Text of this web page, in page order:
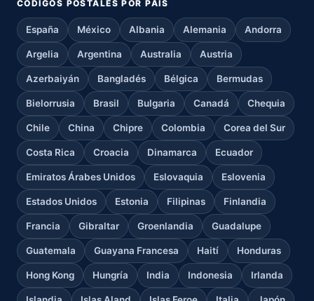
CÓDIGOS POSTALES POR PAÍS
España México Albania Alemania Andorra
Argelia Argentina Australia Austria
Azerbaiyán Bangladés Bélgica Bermudas
Bielorrusia Brasil Bulgaria Canadá Chequia
Chile China Chipre Colombia Corea del Sur
Costa Rica Croacia Dinamarca Ecuador
Emiratos Árabes Unidos Eslovaquia Eslovenia
Estados Unidos Estonia Filipinas Finlandia
Francia Gibraltar Groenlandia Guadalupe
Guatemala Guayana Francesa Haití Honduras
Hong Kong Hungría India Indonesia Irlanda